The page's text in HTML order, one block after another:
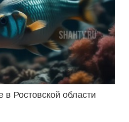
в Ростовской области